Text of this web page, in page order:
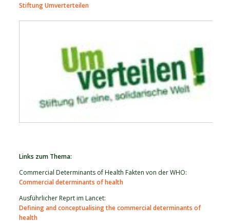
Stiftung Umverterteilen
umverteilen_logo.jpg
Links zum Thema:
Commercial Determinants of Health Fakten von der WHO:
Commercial determinants of health
Ausführlicher Reprt im Lancet:
Defining and conceptualising the commercial determinants of
health